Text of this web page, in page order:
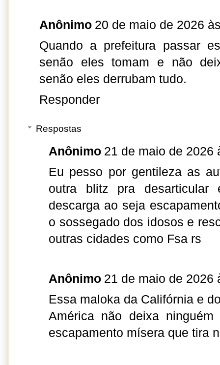
Anônimo 20 de maio de 2026
Quando a prefeitura passar
senão eles tomam e não
senão eles derrubam tudo.
Responder
Respostas
Anônimo 21 de maio de 2026
Eu pesso por gentileza as
outra blitz pra desarticular
descarga ao seja
o sossegado dos idosos e
outras cidades como Fsa rs
Anônimo 21 de maio de 2026
Essa maloka da Califórnia e
América não deixa
escapamento mísera que tira